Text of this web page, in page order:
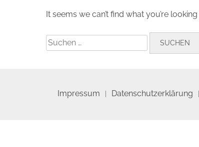
It seems we can’t find what you’re
Suchen
nach:
Impressum Datenschutzerklärung